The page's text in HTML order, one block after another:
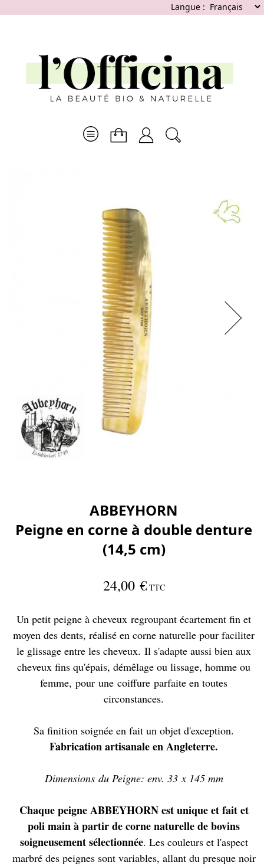
Langue :
ABBEYHORN
Peigne en corne à double denture
(14,5 cm)
24,00 € TTC
Un petit peigne à cheveux regroupant écartement fin et
moyen des dents, réalisé en corne naturelle pour faciliter
le glissage entre les cheveux. Il s'adapte aussi bien aux
cheveux fins qu'épais, démêlage ou lissage, homme ou
femme, pour une coiffure parfaite en toutes
circonstances.
Sa finition soignée en fait un objet d'exception.
Fabrication artisanale en Angleterre.
Dimensions du Peigne: env. 33 x 145 mm
Chaque peigne ABBEYHORN est unique et fait et
poli main à partir de corne naturelle de bovins
soigneusement sélectionnée. Les couleurs et l'aspect
marbré des peignes sont variables, allant du presque noir